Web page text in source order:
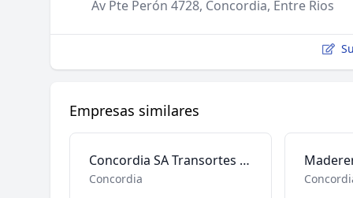
Av Pte Perón 4728, Concordia, Entre Rios
Empresas similares
Concordia SA Transortes Comercio y Finanzas
Concordia